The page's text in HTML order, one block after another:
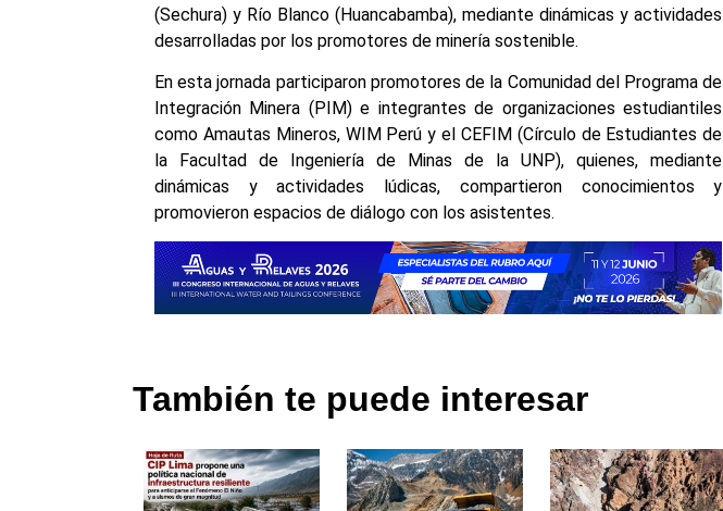
(Sechura) y Río Blanco (Huancabamba), mediante dinámicas y actividades
desarrolladas por los promotores de minería sostenible.
En esta jornada participaron promotores de la Comunidad del Programa de
Integración Minera (PIM) e integrantes de organizaciones estudiantiles
como Amautas Mineros, WIM Perú y el CEFIM (Círculo de Estudiantes de
la Facultad de Ingeniería de Minas de la UNP), quienes, mediante
dinámicas y actividades lúdicas, compartieron conocimientos y
promovieron espacios de diálogo con los asistentes.
También te puede interesar